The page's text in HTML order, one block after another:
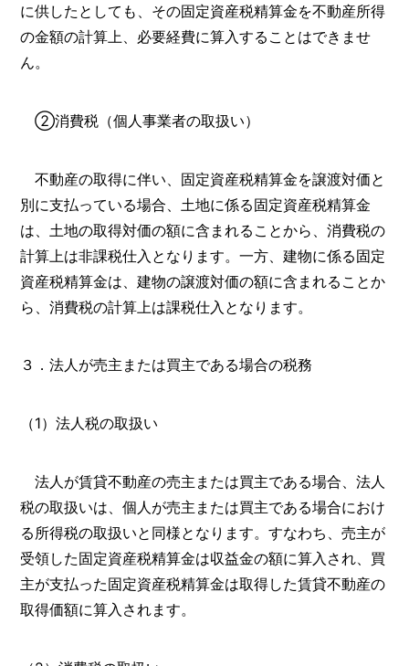
に供したとしても、その固定資産税精算金を不動産所得
の金額の計算上、必要経費に算入することはできませ
ん。
②消費税（個人事業者の取扱い）
不動産の取得に伴い、固定資産税精算金を譲渡対価と
別に支払っている場合、土地に係る固定資産税精算金
は、土地の取得対価の額に含まれることから、消費税の
計算上は非課税仕入となります。一方、建物に係る固定
資産税精算金は、建物の譲渡対価の額に含まれることか
ら、消費税の計算上は課税仕入となります。
３．法人が売主または買主である場合の税務
（1）法人税の取扱い
法人が賃貸不動産の売主または買主である場合、法人
税の取扱いは、個人が売主または買主である場合におけ
る所得税の取扱いと同様となります。すなわち、売主が
受領した固定資産税精算金は収益金の額に算入され、買
主が支払った固定資産税精算金は取得した賃貸不動産の
取得価額に算入されます。